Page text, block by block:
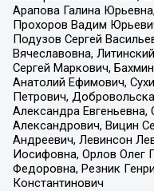
Арапова Галина
Прохоров Вадим
Подузов Сергей
Вячеславовна,
Сергей Маркович,
Анатолий Ефимович,
Петрович,
Александра
Александрович, Вицин
Андреевич, Левинсон
Иосифовна, Орлов Олег
Федоровна, Резник
Константинович